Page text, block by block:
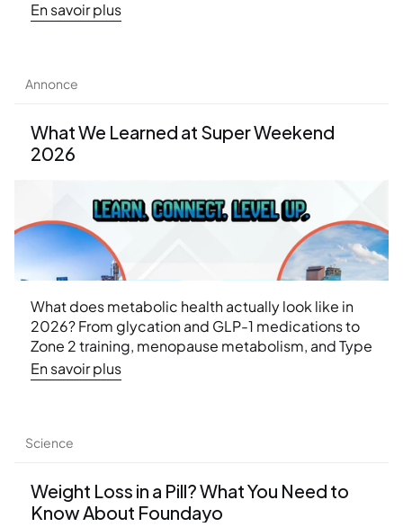
approach can help.
En savoir plus
Annonce
What We Learned at Super Weekend
2026
What does metabolic health actually look like in
2026? From glycation and GLP-1 medications to
Zone 2 training, menopause metabolism, and Type
2 diabetes remission — here are the 10 biggest
weight loss insights from Ideal Protein's Super
En savoir plus
Science
Weight Loss in a Pill? What You Need to
Know About Foundayo